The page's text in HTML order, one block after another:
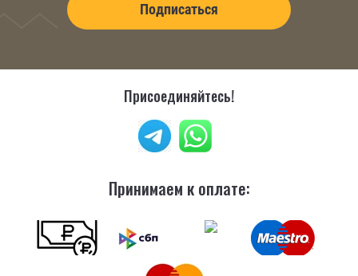
Подписаться
Присоединяйтесь!
Принимаем к оплате: